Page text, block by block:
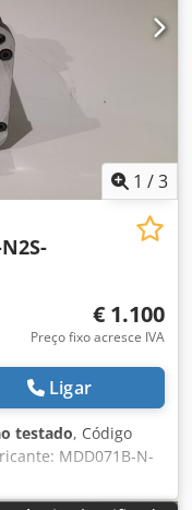
1 /3
€ 1.100
Preço fixo acresce IVA
Ligar
testado, Código
MDD071B-N-
Não
um serviço de